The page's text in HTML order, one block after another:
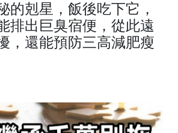
的剋星，飯後吃下它，
排出巨臭宿便，從此遠
，還能預防三高減肥瘦